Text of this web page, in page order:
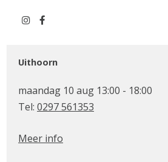
Uithoorn
maandag 10 aug 13:00 - 18:00
Tel: 0297 561353
Meer info